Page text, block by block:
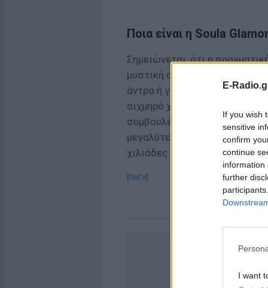
E-
If you wish
sensitive
confirm
continue
information
further
I want
Ποια είναι η Soula
Σημειώνεται, ότι η
μυστική σαν φαραωνικό
άντρα ή γυναίκα, που
αιχμηρό χιούμορ, οι
συμβουλές της σε
μεγαλύτερες ινφλούενσερ
χιλιάδες φίλους.
[ΠΗΓΗ]